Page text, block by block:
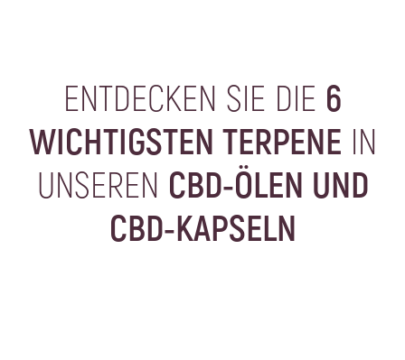
ENTDECKEN SIE DIE 6
WICHTIGSTEN TERPENE IN
UNSEREN CBD-ÖLEN UND
CBD-KAPSELN